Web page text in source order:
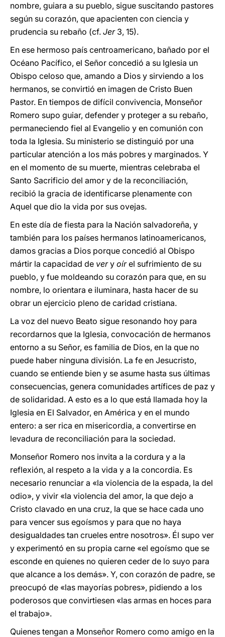
nombre, guiara a su pueblo, sigue suscitando pastores
según su corazón, que apacienten con ciencia y
prudencia su rebaño (cf. Jer3, 15).
En ese hermoso país centroamericano, bañado por el
Océano Pacífico, el Señor concedió a su Iglesia un
Obispo celoso que, amando a Dios y sirviendo a los
hermanos, se convirtió en imagen de Cristo Buen
Pastor. En tiempos de difícil convivencia, Monseñor
Romero supo guiar, defender y proteger a su rebaño,
permaneciendo fiel al Evangelio y en comunión con
toda la Iglesia. Su ministerio se distinguió por una
particular atención a los más pobres y marginados. Y
en el momento de su muerte, mientras celebraba el
Santo Sacrificio del amor y de la reconciliación,
recibió la gracia de identificarse plenamente con
Aquel que dio la vida por sus ovejas.
En este día de fiesta para la Nación salvadoreña, y
también para los países hermanos latinoamericanos,
damos gracias a Dios porque concedió al Obispo
mártir la capacidad de very oírel sufrimiento de su
pueblo, y fue moldeando su corazón para que, en su
nombre, lo orientara e iluminara, hasta hacer de su
obrar un ejercicio pleno de caridad cristiana.
La voz del nuevo Beato sigue resonando hoy para
recordarnos que la Iglesia, convocación de hermanos
entorno a su Señor, es familia de Dios, en la que no
puede haber ninguna división. La fe en Jesucristo,
cuando se entiende bien y se asume hasta sus últimas
consecuencias, genera comunidades artífices de paz y
de solidaridad. A esto es a lo que está llamada hoy la
Iglesia en El Salvador, en América y en el mundo
entero: a ser rica en misericordia, a convertirse en
levadura de reconciliación para la sociedad.
Monseñor Romero nos invita a la cordura y a la
reflexión, al respeto a la vida y a la concordia. Es
necesario renunciar a «la violencia de la espada, la del
odio», y vivir «la violencia del amor, la que dejo a
Cristo clavado en una cruz, la que se hace cada uno
para vencer sus egoísmos y para que no haya
desigualdades tan crueles entre nosotros». Él supo ver
y experimentó en su propia carne «el egoísmo que se
esconde en quienes no quieren ceder de lo suyo para
que alcance a los demás». Y, con corazón de padre, se
preocupó de «las mayorías pobres», pidiendo a los
poderosos que convirtiesen «las armas en hoces para
el trabajo».
Quienes tengan a Monseñor Romero como amigo en la